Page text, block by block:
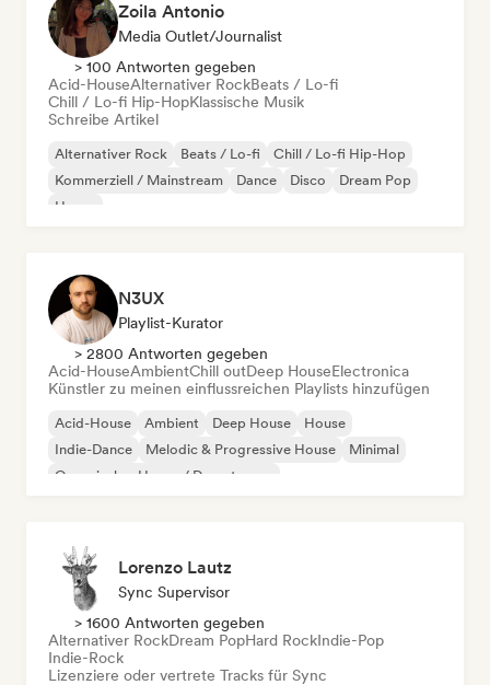
Zoila Antonio
Media Outlet/Journalist
> 100 Antworten gegeben
Acid-HouseAlternativer RockBeats / Lo-fi
Chill / Lo-fi Hip-HopKlassische Musik
Schreibe Artikel
Alternativer Rock Beats / Lo-fi
Chill / Lo-fi Hip-Hop
Kommerziell / Mainstream
Dance Disco
Dream Pop
House
N3UX
Playlist-Kurator
> 2800 Antworten gegeben
Acid-HouseAmbientChill outDeep HouseElectronica
Künstler zu meinen einflussreichen Playlists hinzufügen
Acid-House Ambient Deep House
House
Indie-Dance
Melodic & Progressive House
Minimal
Organischer House / Downtempo
Lorenzo Lautz
Sync Supervisor
> 1600 Antworten gegeben
Alternativer RockDream PopHard RockIndie-Pop
Indie-Rock
Lizenziere oder vertrete Tracks für Sync